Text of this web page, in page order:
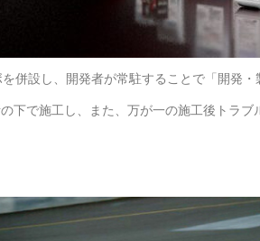
併設し、開発者が常駐することで「開発
で施工し、また、万が一の施工後トラブ